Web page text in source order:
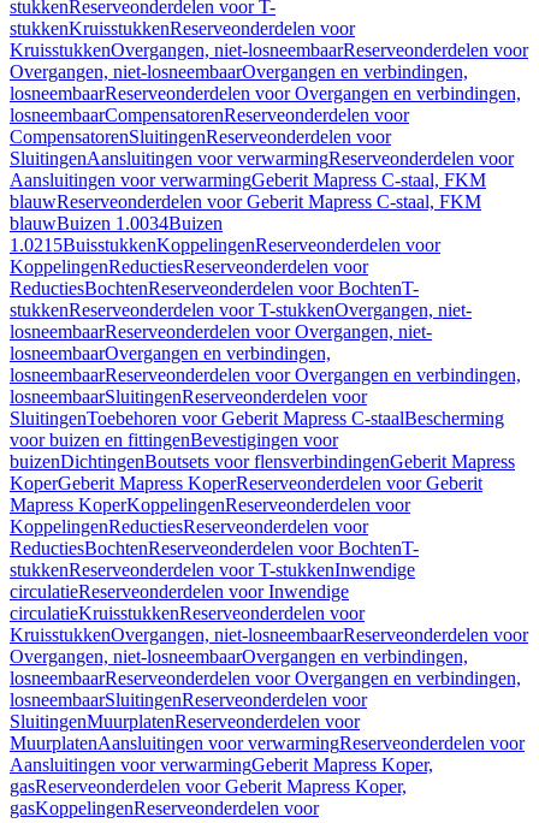
stukkenReserveonderdelen voor T-
stukkenKruisstukkenReserveonderdelen voor
KruisstukkenOvergangen, niet-losneembaarReserveonderdelen voor
Overgangen, niet-losneembaarOvergangen en verbindingen,
losneembaarReserveonderdelen voor Overgangen en verbindingen,
losneembaarCompensatorenReserveonderdelen voor
CompensatorenSluitingenReserveonderdelen voor
SluitingenAansluitingen voor verwarmingReserveonderdelen voor
Aansluitingen voor verwarmingGeberit Mapress C-staal, FKM
blauwReserveonderdelen voor Geberit Mapress C-staal, FKM
blauwBuizen 1.0034Buizen
1.0215BuisstukkenKoppelingenReserveonderdelen voor
KoppelingenReductiesReserveonderdelen voor
ReductiesBochtenReserveonderdelen voor BochtenT-
stukkenReserveonderdelen voor T-stukkenOvergangen, niet-
losneembaarReserveonderdelen voor Overgangen, niet-
losneembaarOvergangen en verbindingen,
losneembaarReserveonderdelen voor Overgangen en verbindingen,
losneembaarSluitingenReserveonderdelen voor
SluitingenToebehoren voor Geberit Mapress C-staalBescherming
voor buizen en fittingenBevestigingen voor
buizenDichtingenBoutsets voor flensverbindingenGeberit Mapress
KoperGeberit Mapress KoperReserveonderdelen voor Geberit
Mapress KoperKoppelingenReserveonderdelen voor
KoppelingenReductiesReserveonderdelen voor
ReductiesBochtenReserveonderdelen voor BochtenT-
stukkenReserveonderdelen voor T-stukkenInwendige
circulatieReserveonderdelen voor Inwendige
circulatieKruisstukkenReserveonderdelen voor
KruisstukkenOvergangen, niet-losneembaarReserveonderdelen voor
Overgangen, niet-losneembaarOvergangen en verbindingen,
losneembaarReserveonderdelen voor Overgangen en verbindingen,
losneembaarSluitingenReserveonderdelen voor
SluitingenMuurplatenReserveonderdelen voor
MuurplatenAansluitingen voor verwarmingReserveonderdelen voor
Aansluitingen voor verwarmingGeberit Mapress Koper,
gasReserveonderdelen voor Geberit Mapress Koper,
gasKoppelingenReserveonderdelen voor